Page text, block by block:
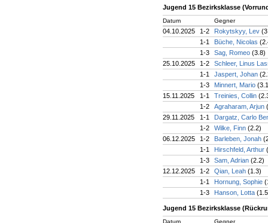
Jugend 15 Bezirksklasse
Datum Gegner
04.10.2025 1-2 Rokytskyy, Lev
1-1
Büche, Nicolas
1-3
Sag, Romeo (3.8)
25.10.2025
1-2
Schleer, Linus
1-1
Jaspert, Johan
1-3
Minnert, Mario
15.11.2025
1-1 Treinies, Collin
1-2
Agraharam, Arjun
29.11.2025
1-1
Dargatz, Carlo
1-2
Wilke, Finn (2.2)
06.12.2025
1-2 Barleben, Jonah
1-1
Hirschfeld, Arthur
1-3
Sam, Adrian (2.2)
12.12.2025
1-2 Qian, Leah (1.3)
1-1
Hornung, Sophie
1-3
Hanson, Lotta
Jugend 15 Bezirksklasse
Datum Gegner